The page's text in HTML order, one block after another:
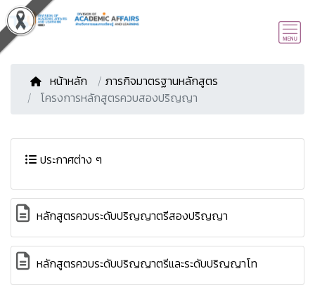
หน้าหลัก / ภารกิจมาตรฐานหลักสูตร
โครงการหลักสูตรควบสองปริญญา
ประกาศต่าง ๆ
หลักสูตรควบระดับปริญญาตรีสองปริญญา
หลักสูตรควบระดับปริญญาตรีและระดับปริญญาโท